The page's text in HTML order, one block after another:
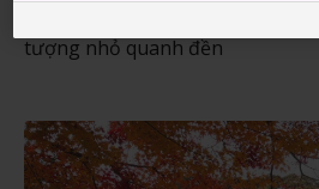
viên, nên bạn hãy để mắt tìm
tượng nhỏ quanh đền